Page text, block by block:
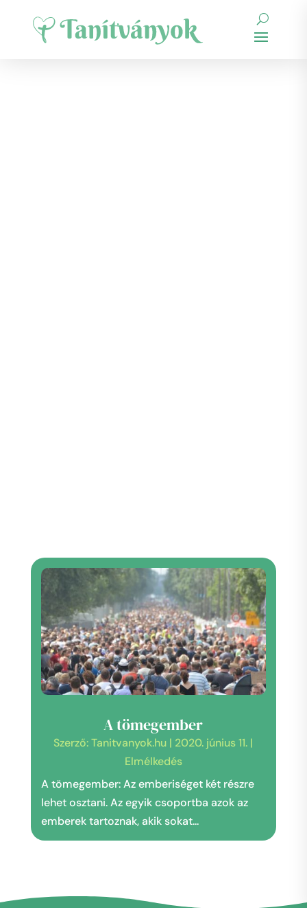
A tömegember
Szerző:Tanitvanyok.hu | 2020. június 11. |
Elmélkedés
A tömegember: Az emberiséget két részre
lehet osztani. Az egyik csoportba azok az
emberek tartoznak, akik sokat...